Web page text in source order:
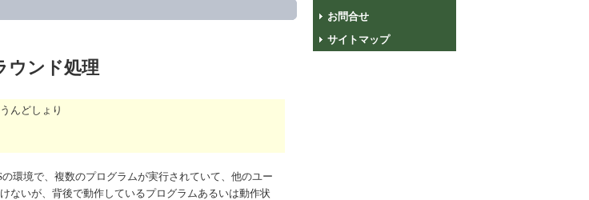
ウンド処理
んどしょり
の環境で、複数のプログラムが実行されていて、他のユー
ないが、背後で動作しているプログラムあるいは動作状
お問合せ
サイトマップ